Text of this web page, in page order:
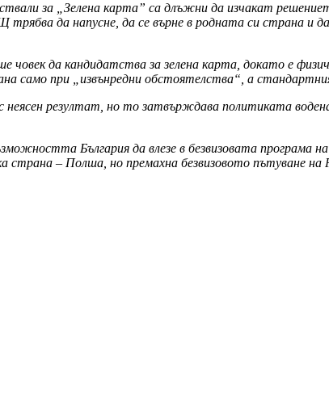
за „Зелена карта” са длъжни да изчакат
да напусне, да се върне в родната си страна и да
човек да кандидатства за зелена карта, докато е
само при „извънредни обстоятелства“, а
неясен резултат, но то затвърждава политиката
България да влезе в безвизовата
страна – Полша, но премахна безвизовото пътуване на